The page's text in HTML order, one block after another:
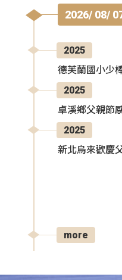
2026/ 08/
2025
德芙蘭國小少
2025
卓溪鄉父親節
2025
新北烏來歡慶
more